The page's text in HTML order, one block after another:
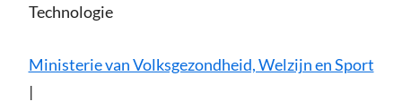
Technologie
Ministerie van Volksgezondheid, Welzijn en Sport
|